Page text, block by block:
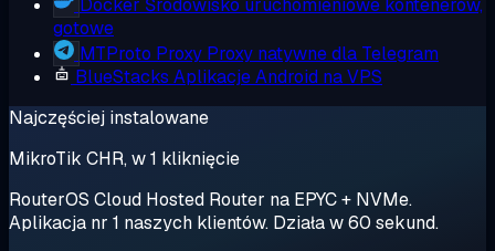
Docker Środowisko uruchomieniowe kontenerów,
gotowe
MTProto Proxy Proxy natywne dla Telegram
BlueStacks Aplikacje Android na VPS
Najczęściej instalowane
MikroTik CHR, w 1 kliknięcie
RouterOS Cloud Hosted Router na EPYC + NVMe.
Aplikacja nr 1 naszych klientów. Działa w 60 sekund.